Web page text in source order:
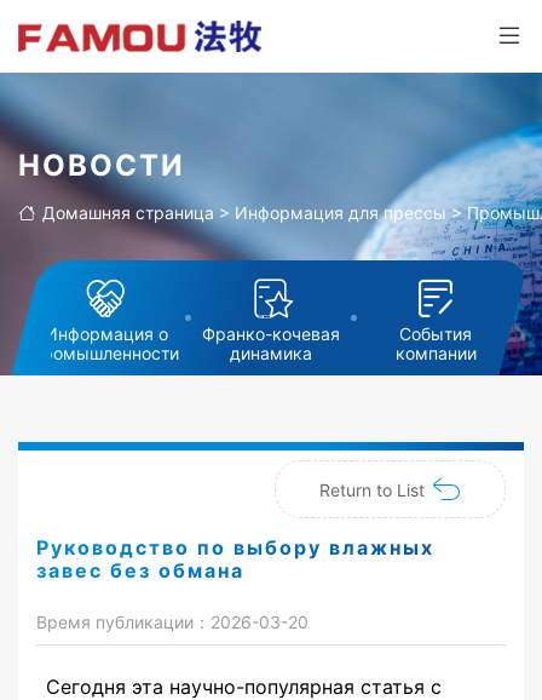
НОВОСТИ
Домашняя страница > Информация для прессы >
Информация о
промышленности
Франко-кочевая
динамика
События
компании
Руководство по выбору влажных
завес без обмана
Return to List
Время публикации：2026-03-20
Сегодня эта научно-популярная статья с